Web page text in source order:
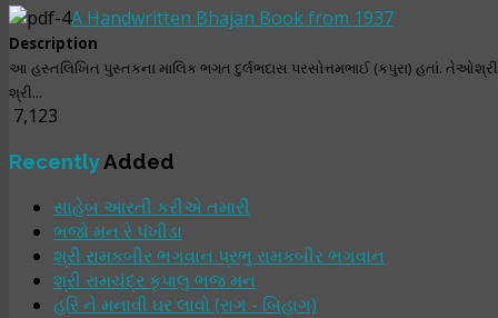
A Handwritten Bhajan Book from 1937
Description
આ હસ્તલિખિત પુસ્તકના માલિક ભગત દુર્લભદાસ પરસોત્તમભાઈ (કપુરા) હતાં.
શ્રી...
7,123
RecentlyAdded
સાહેબ આરતી કરીએ તમારી
ભજો મન રે પંખીડા
શ્રી રામકબીર ભગવાન પ્રભુ રામકબીર ભગવાન
શ્રી રામચંદ્ર કૃપાલુ ભજ મન
હરિ ને મનાવી ઘર લાવો (રાગ - બિહાગ)